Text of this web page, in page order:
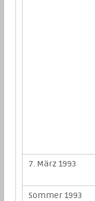
7. März 1993
Sommer 1993